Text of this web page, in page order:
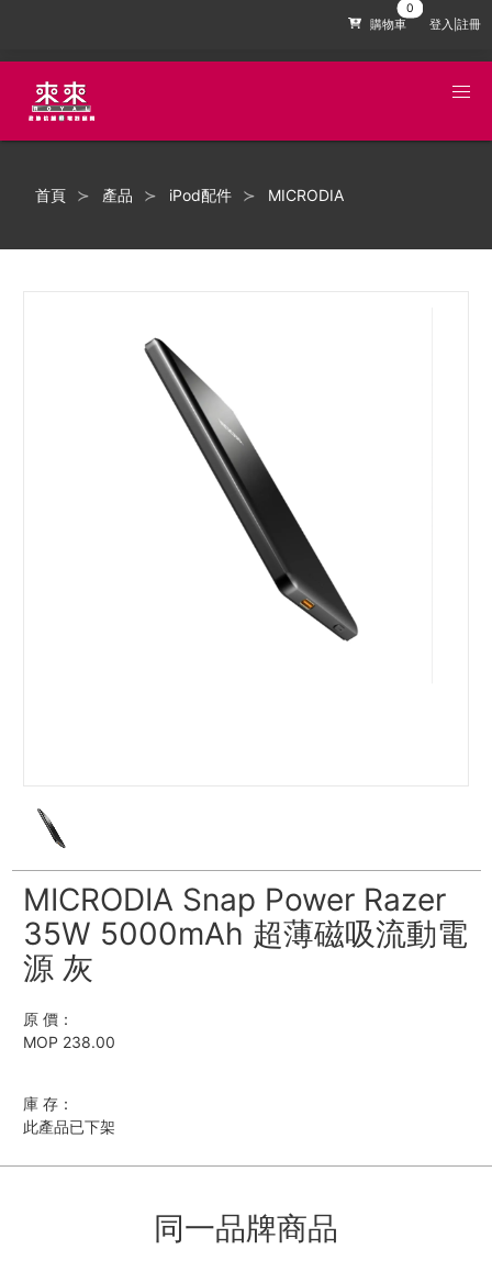
購物車 登入|註冊
首頁 產品 iPod配件 MICRODIA
MICRODIA Snap Power Razer
35W 5000mAh 超薄磁吸流動電
源 灰
原 價：
MOP 238.00
庫 存：
此產品已下架
同一品牌商品